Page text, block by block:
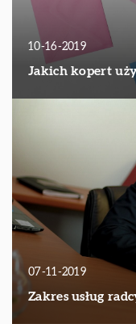
10-16-2019
Jakich kopert
07-11-2019
Zakres usług